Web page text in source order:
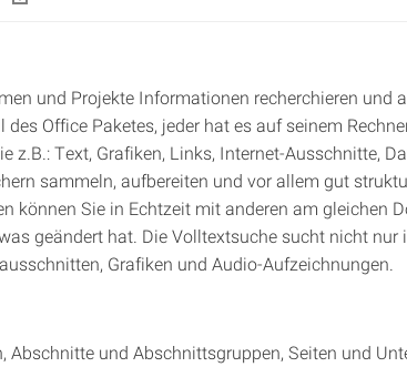
und Projekte Informationen recherchieren und
Office Paketes, jeder hat es auf seinem
z.B.: Text, Grafiken, Links, Internet-Ausschnitte,
sammeln, aufbereiten und vor allem gut
können Sie in Echtzeit mit anderen am gleichen
geändert hat. Die Volltextsuche sucht nicht nur
Grafiken und Audio-Aufzeichnungen.
Abschnitte und Abschnittsgruppen, Seiten und